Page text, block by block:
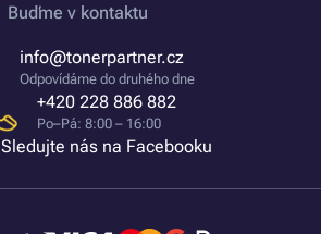
Buďme v kontaktu
info@tonerpartner.cz
Odpovídáme do druhého dne
+420 228 886 882
Po–Pá: 8:00 – 16:00
Sledujte nás na Facebooku